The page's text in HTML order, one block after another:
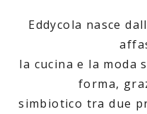
Eddycola nasce
la cucina e la moda
forma,
simbiotico tra due